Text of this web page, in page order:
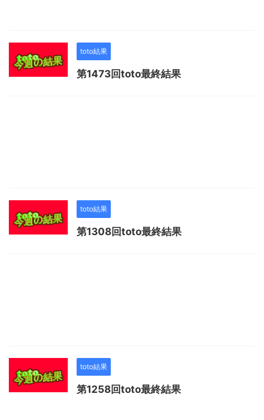
toto結果
第1473回toto最終結果
toto結果
第1308回toto最終結果
toto結果
第1258回toto最終結果